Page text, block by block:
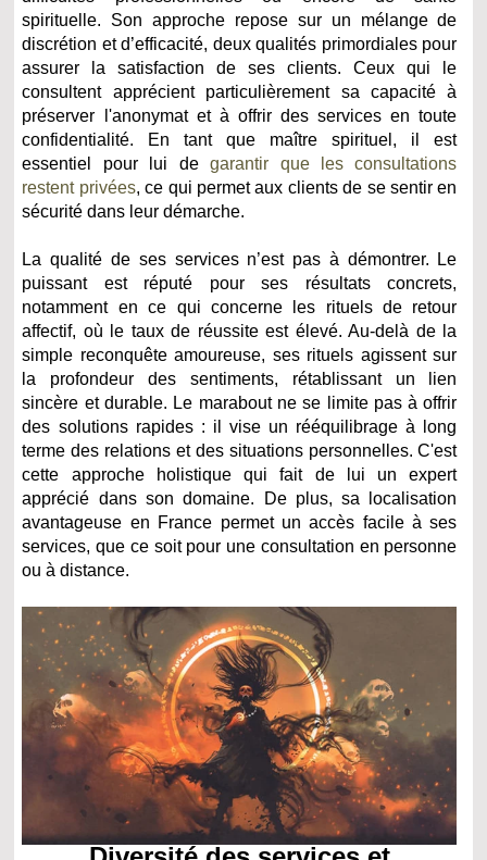
spirituelle. Son approche repose sur un mélange de
discrétion et d’efficacité, deux qualités primordiales pour
assurer la satisfaction de ses clients. Ceux qui le
consultent apprécient particulièrement sa capacité à
préserver l'anonymat et à offrir des services en toute
confidentialité. En tant que maître spirituel, il est
essentiel pour lui degarantir que les consultations
restent privées, ce qui permet aux clients de se sentir en
sécurité dans leur démarche.
La qualité de ses services n’est pas à démontrer. Le
puissant est réputé pour ses résultats concrets,
notamment en ce qui concerne les rituels de retour
affectif, où le taux de réussite est élevé. Au-delà de la
simple reconquête amoureuse, ses rituels agissent sur
la profondeur des sentiments, rétablissant un lien
sincère et durable. Le marabout ne se limite pas à offrir
des solutions rapides : il vise un rééquilibrage à long
terme des relations et des situations personnelles. C'est
cette approche holistique qui fait de lui un expert
apprécié dans son domaine. De plus, sa localisation
avantageuse en France permet un accès facile à ses
services, que ce soit pour une consultation en personne
ou à distance.